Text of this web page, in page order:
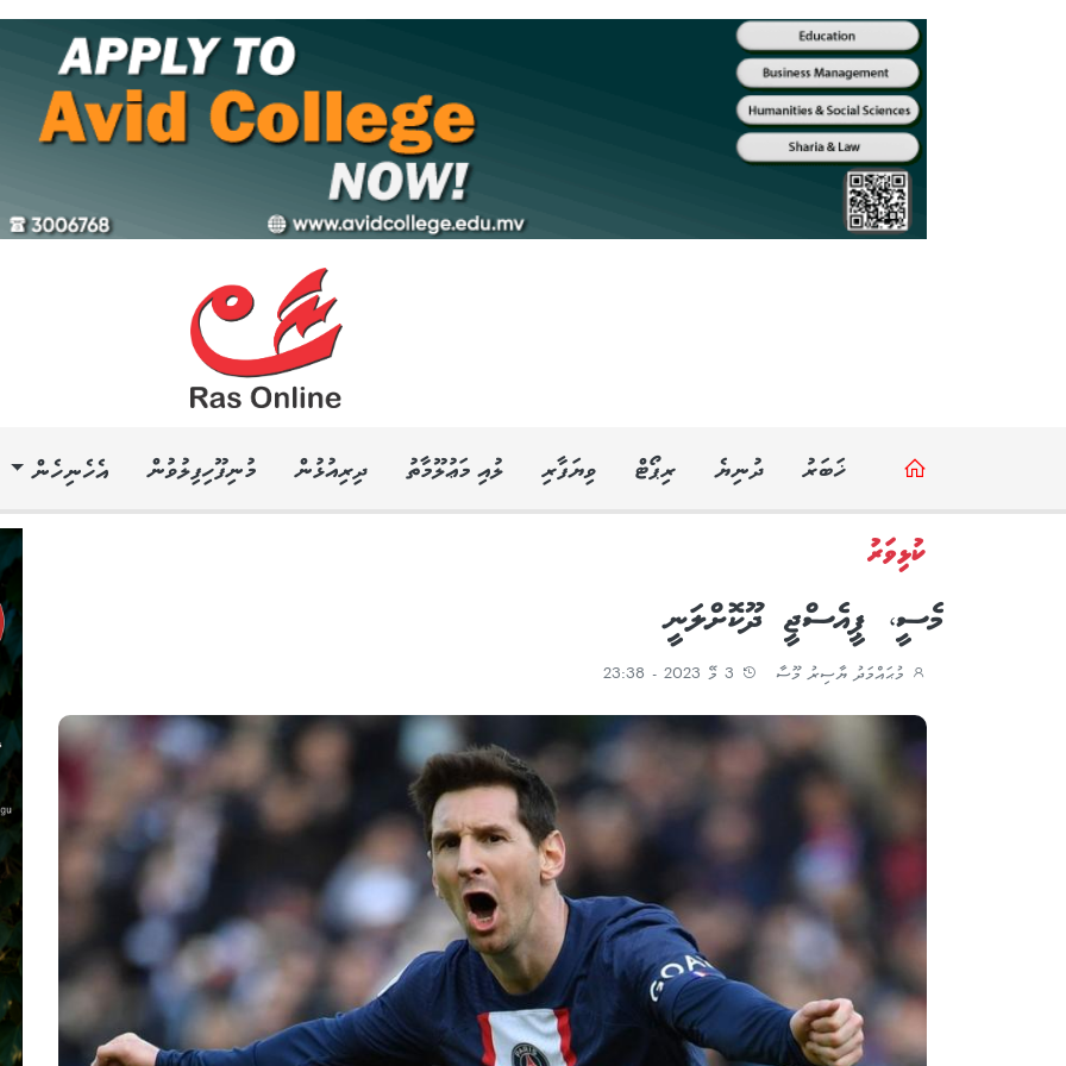
ޚަބަރު ދުނިޔެ ރިޕޯޓް ވިޔަފާރި ލުއި މަޢުލޫމާތު ދިރިއުޅުން މުނިފޫހިފިލުވުން އެހެނިހެން
ކުޅިވަރު
މެސީ، ޕީއެސްޖީ ދޫކޮށްލަނީ
މުޙައްމަދު ޔާސިރު މޫސާ